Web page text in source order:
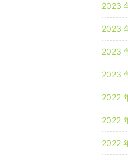
2023
2023
2023
2023
2022
2022
2022